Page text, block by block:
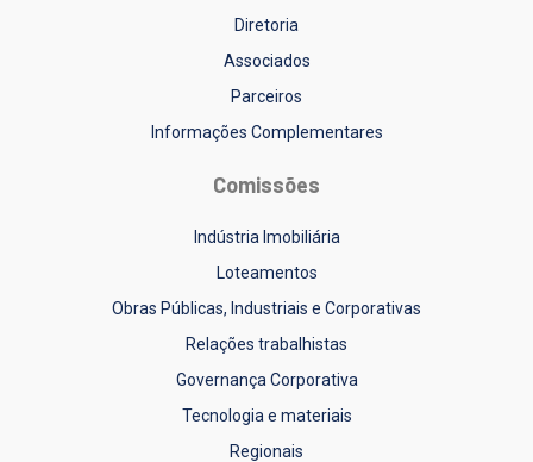
Diretoria
Associados
Parceiros
Informações Complementares
Comissões
Indústria Imobiliária
Loteamentos
Obras Públicas, Industriais e Corporativas
Relações trabalhistas
Governança Corporativa
Tecnologia e materiais
Regionais